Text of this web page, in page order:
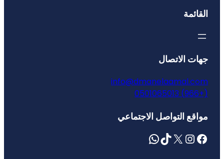
القائمة
جهات الاتصال
info@dmanelaamal.com
(+966) 0501065013
مواقع التواصل الاجتماعي